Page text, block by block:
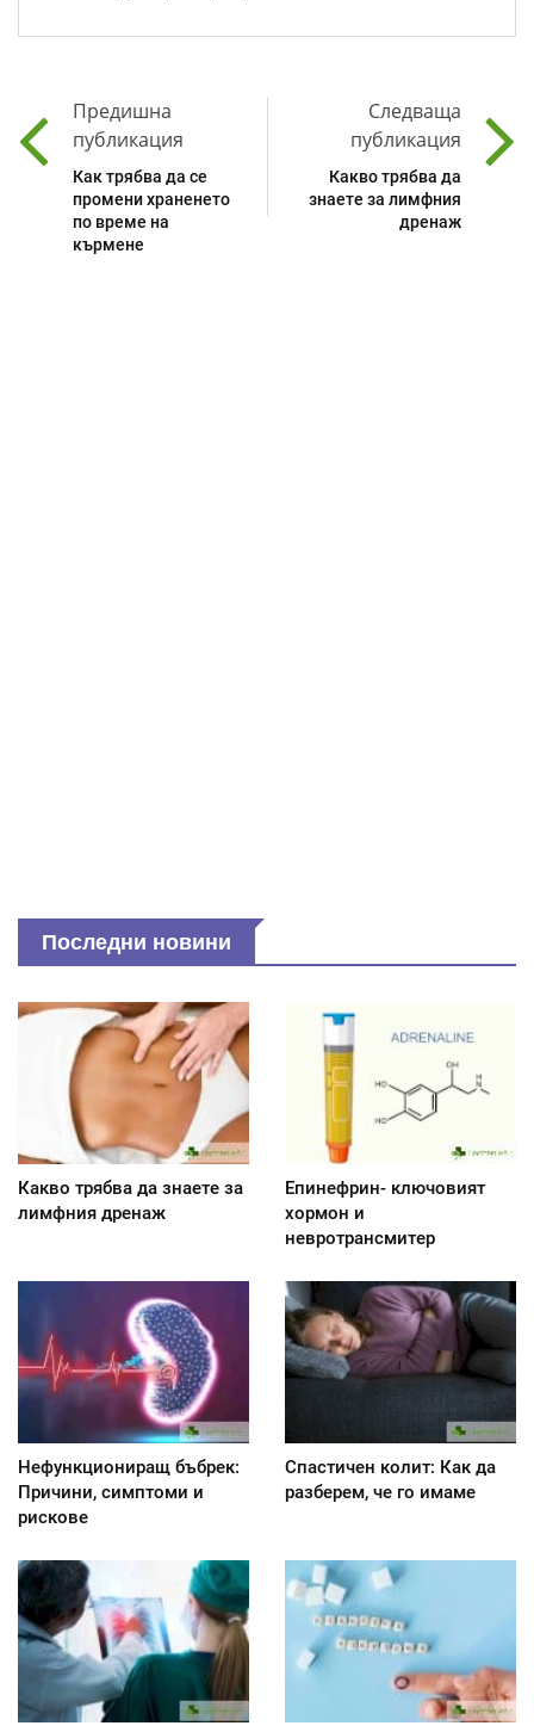
Предишна
публикация
Как трябва да се
промени храненето
по време на
кърмене
Следваща
публикация
Какво трябва да
знаете за лимфния
дренаж
Последни новини
Какво трябва да знаете за
лимфния дренаж
Епинефрин- ключовият
хормон и
невротрансмитер
Нефункциониращ бъбрек:
Причини, симптоми и
рискове
Спастичен колит: Как да
разберем, че го имаме